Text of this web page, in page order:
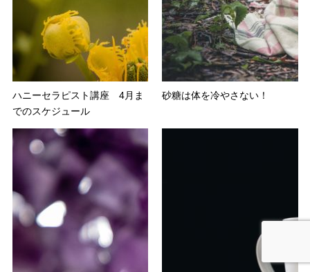
ハニーセラピスト講座 4月ま
でのスケジュール
砂糖は体を冷やさない！